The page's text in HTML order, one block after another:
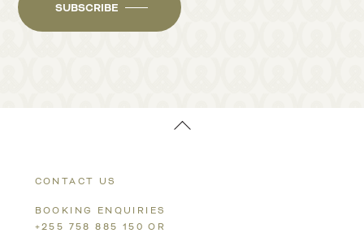
SUBSCRIBE
CONTACT US
BOOKING ENQUIRIES
+255 758 885 150 OR
Back